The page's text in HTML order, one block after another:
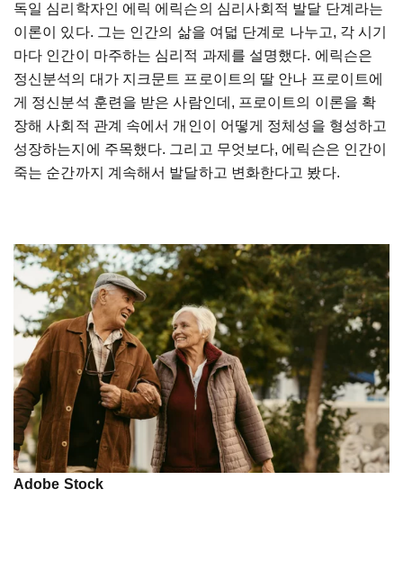
독일 심리학자인 에릭 에릭슨의 심리사회적 발달 단계라는
이론이 있다. 그는 인간의 삶을 여덟 단계로 나누고, 각 시기
마다 인간이 마주하는 심리적 과제를 설명했다. 에릭슨은
정신분석의 대가 지크문트 프로이트의 딸 안나 프로이트에
게 정신분석 훈련을 받은 사람인데, 프로이트의 이론을 확
장해 사회적 관계 속에서 개인이 어떻게 정체성을 형성하고
성장하는지에 주목했다. 그리고 무엇보다, 에릭슨은 인간이
죽는 순간까지 계속해서 발달하고 변화한다고 봤다.
Adobe Stock